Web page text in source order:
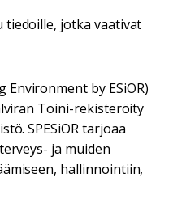
tiedoille, jotka vaativat
Environment by ESiOR)
Toini-rekisteröity
SPESiOR tarjoaa
ja muiden
hallinnointiin,